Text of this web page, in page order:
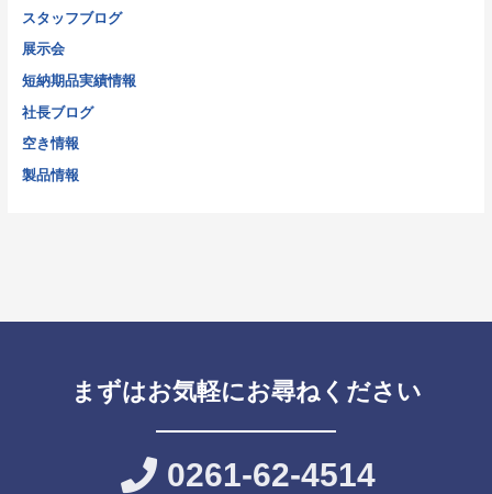
スタッフブログ
展示会
短納期品実績情報
社長ブログ
空き情報
製品情報
まずはお気軽にお尋ねください
0261-62-4514